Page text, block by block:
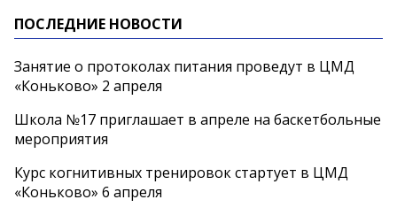
ПОСЛЕДНИЕ НОВОСТИ
Занятие о протоколах питания проведут в ЦМД
«Коньково» 2 апреля
Школа №17 приглашает в апреле на баскетбольные
мероприятия
Курс когнитивных тренировок стартует в ЦМД
«Коньково» 6 апреля